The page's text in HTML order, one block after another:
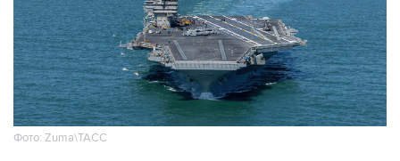
Фото: Zuma\ТАСС